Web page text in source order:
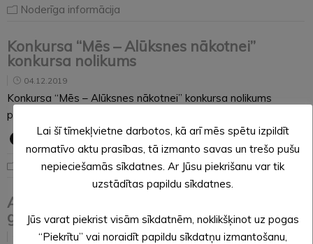
Noderīga informācija
Konkursa “Mēs – Alūksnes nākotnei”
konkursa nolikums
04.12.2019
Konkursa “Mēs – Alūksnes nākotnei” konkursa nolikums
pieejams sadaļā KONKURSI ŠEIT.
Noderīga informācija
Alūksnē apbalvo čempionus un pasniedz
gada balvas ātrumlaivās
03.12.2019
Lai šī tīmekļvietne darbotos, kā arī mēs spētu izpildīt
normatīvo aktu prasības, tā izmanto savas un trešo pušu
nepieciešamās sīkdatnes. Ar Jūsu piekrišanu var tik
uzstādītas papildu sīkdatnes.
Jūs varat piekrist visām sīkdatnēm, noklikšķinot uz pogas
“Piekrītu” vai noraidīt papildu sīkdatņu izmantošanu,